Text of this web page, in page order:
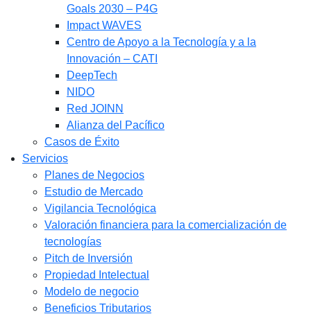
Goals 2030 – P4G
Impact WAVES
Centro de Apoyo a la Tecnología y a la
Innovación – CATI
DeepTech
NIDO
Red JOINN
Alianza del Pacífico
Casos de Éxito
Servicios
Planes de Negocios
Estudio de Mercado​
Vigilancia Tecnológica
Valoración financiera para la comercialización de
tecnologías
Pitch de Inversión
Propiedad Intelectual
Modelo de negocio
Beneficios Tributarios